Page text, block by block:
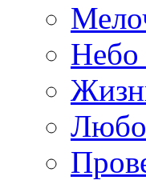
Небо